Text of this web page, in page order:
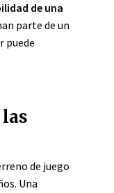
de una
parte de un
puede
de juego
Una